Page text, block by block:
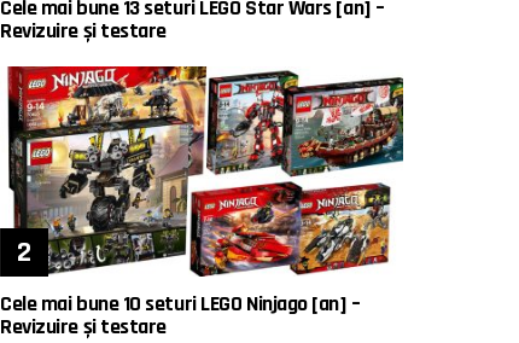
Cele mai bune 13 seturi LEGO Star Wars [an] –
Revizuire și testare
Cele mai bune 10 seturi LEGO Ninjago [an] –
Revizuire și testare